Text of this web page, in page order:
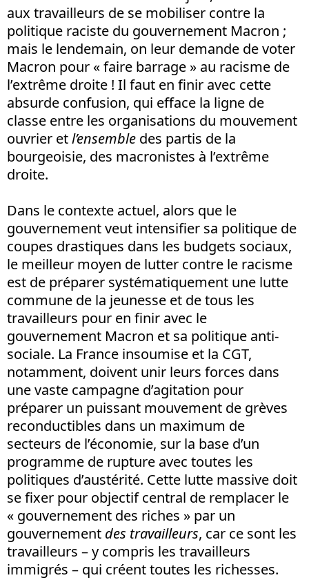
aux travailleurs de se mobiliser contre la
politique raciste du gouvernement Macron ;
mais le lendemain, on leur demande de voter
Macron pour « faire barrage » au racisme de
l’extrême droite ! Il faut en finir avec cette
absurde confusion, qui efface la ligne de
classe entre les organisations du mouvement
ouvrier etl’ensemble des partis de la
bourgeoisie, des macronistes à l’extrême
droite.
Dans le contexte actuel, alors que le
gouvernement veut intensifier sa politique de
coupes drastiques dans les budgets sociaux,
le meilleur moyen de lutter contre le racisme
est de préparer systématiquement une lutte
commune de la jeunesse et de tous les
travailleurs pour en finir avec le
gouvernement Macron et sa politique anti-
sociale. La France insoumise et la CGT,
notamment, doivent unir leurs forces dans
une vaste campagne d’agitation pour
préparer un puissant mouvement de grèves
reconductibles dans un maximum de
secteurs de l’économie, sur la base d’un
programme de rupture avec toutes les
politiques d’austérité. Cette lutte massive doit
se fixer pour objectif central de remplacer le
« gouvernement des riches » par un
gouvernement des travailleurs, car ce sont les
travailleurs – y compris les travailleurs
immigrés – qui créent toutes les richesses.